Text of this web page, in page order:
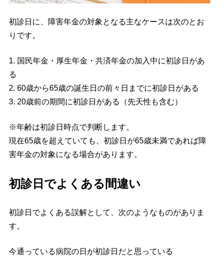
初診日に、障害年金の対象となる主なケースは次のとお
りです。
1. 国民年金・厚生年金・共済年金の加入中に初診日があ
る
2. 60歳から65歳の誕生日の前々日までに初診日がある
3. 20歳前の期間に初診日がある（先天性も含む）
※年齢は初診日時点で判断します。
現在65歳を超えていても、初診日が65歳未満であれば障
害年金の対象になる場合があります。
初診日でよくある間違い
初診日でよくある誤解として、次のようなものがありま
す。
今通っている病院の日が初診日だと思っている